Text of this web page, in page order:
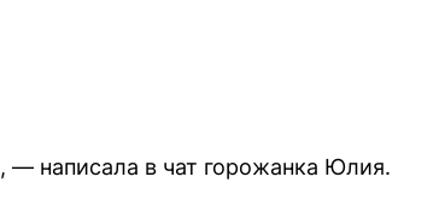
— написала в чат горожанка Юлия.